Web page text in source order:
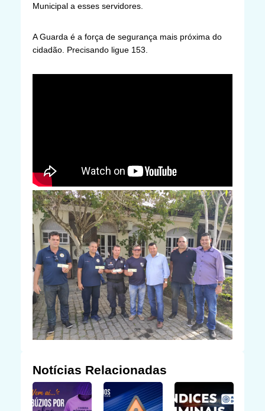
Municipal a esses servidores.
A Guarda é a força de segurança mais próxima do
cidadão. Precisando ligue 153.
Notícias Relacionadas